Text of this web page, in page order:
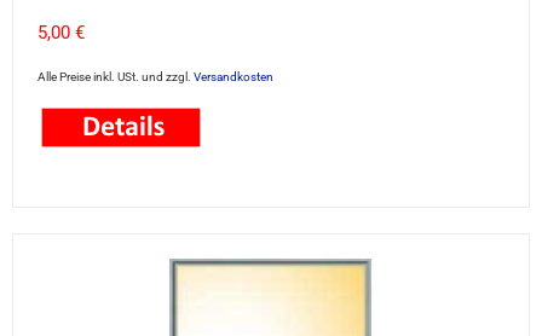
5,00 €
Alle Preise inkl. USt. und zzgl. Versandkosten